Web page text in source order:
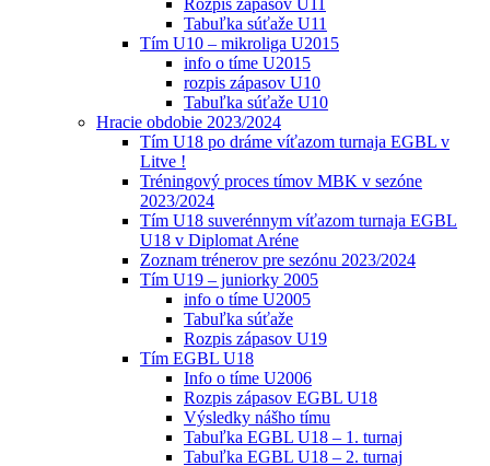
Tabuľka súťaže U11
Tím U10 – mikroliga U2015
info o tíme U2015
rozpis zápasov U10
Tabuľka súťaže U10
Hracie obdobie 2023/2024
Tím U18 po dráme víťazom turnaja EGBL v
Litve !
Tréningový proces tímov MBK v sezóne
2023/2024
Tím U18 suverénnym víťazom turnaja EGBL
U18 v Diplomat Aréne
Zoznam trénerov pre sezónu 2023/2024
Tím U19 – juniorky 2005
info o tíme U2005
Tabuľka súťaže
Rozpis zápasov U19
Tím EGBL U18
Info o tíme U2006
Rozpis zápasov EGBL U18
Výsledky nášho tímu
Tabuľka EGBL U18 – 1. turnaj
Tabuľka EGBL U18 – 2. turnaj